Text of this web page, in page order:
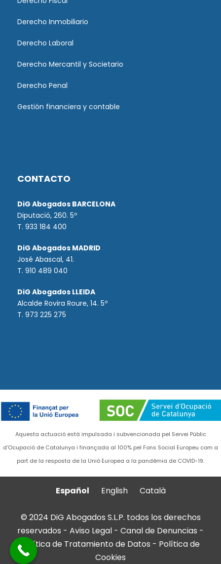
Derecho Inmobiliario
Derecho Laboral
Derecho Mercantil y Societario
Derecho Penal
Gestión financiera y contable
CONTACTO
DiG Abogados BARCELONA
Diputació, 260. 5º
T. 933 184 400
DiG Abogados MADRID
José Abascal, 41.
T. 910 489 040
DiG Abogados LLEIDA
Alcalde Rovira Roure, 14. 5º
T. 973 225 275
Aquesta actuació està impulsada i subvencionada pel Servei Públic
d'Ocupació de Catalunya i finançada al 100% pel Fons Social Europeu com a
part de la resposta de la Unió Europea a la pandèmia de COVID-19.
Español English Català
© 2024 DiG Abogados S.L.P. todos los derechos
reservados - Aviso Legal - Canal de Denuncias -
Política de Tratamiento de Datos - Política de
Cookies